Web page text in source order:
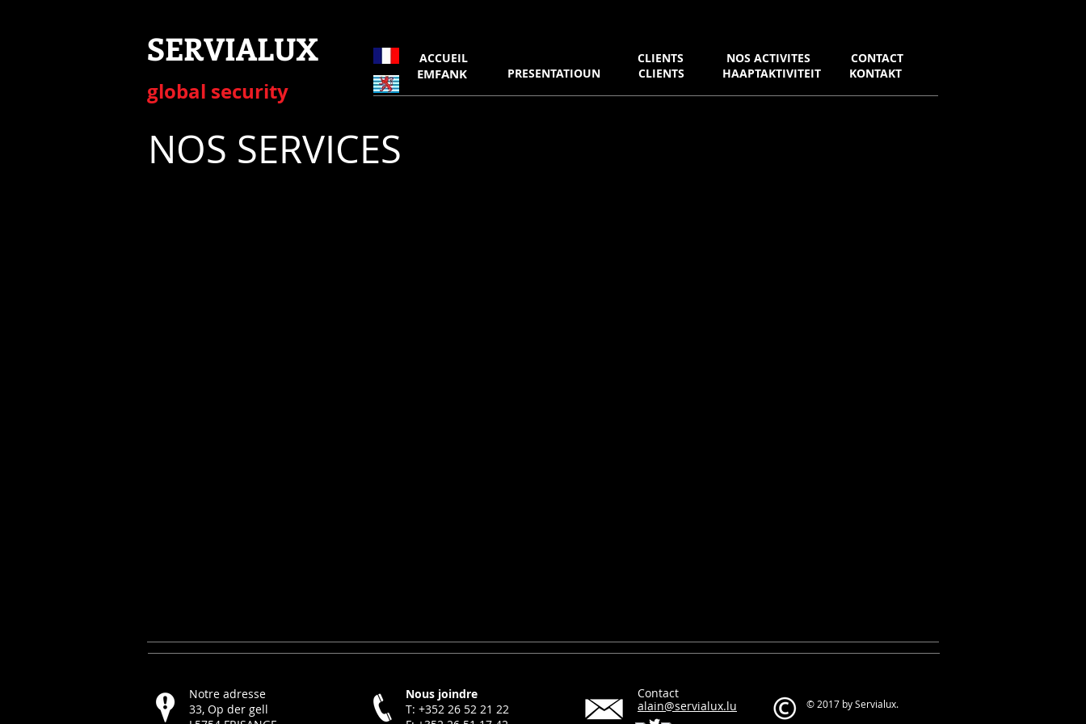
SERVIALUX
​global security
ACCUEIL CLIENTS NOS ACTIVITES CONTACT
EMFANK PRESENTATIOUN CLIENTS HAAPTAKTIVITEIT KONTAKT
NOS SERVICES
Notre adresse
33, Op der gell
Nous joindre
T: +352 26 52 21 22
Contact
alain@servialux.lu
© 2017 by Servialux.